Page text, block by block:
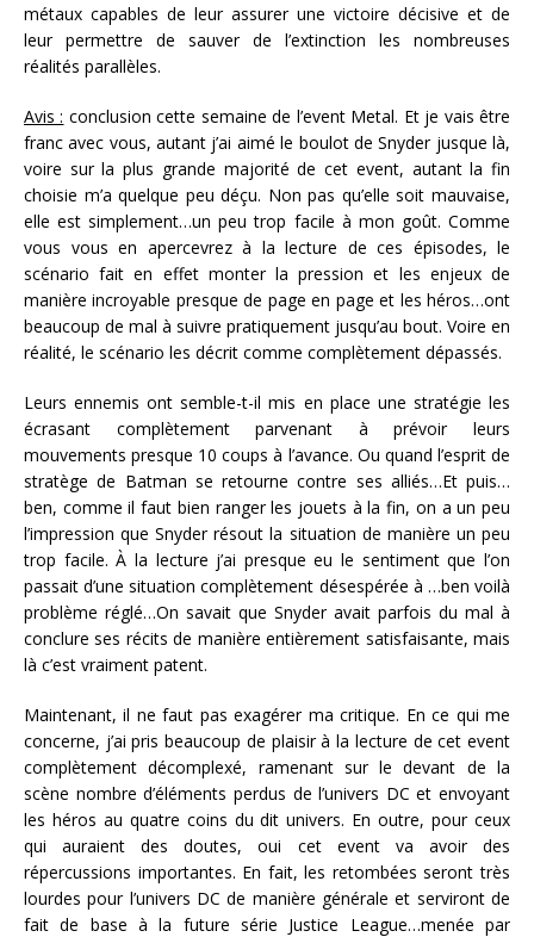
métaux capables de leur assurer une victoire décisive et de
leur permettre de sauver de l’extinction les nombreuses
réalités parallèles.
Avis : conclusion cette semaine de l’event Metal. Et je vais être
franc avec vous, autant j’ai aimé le boulot de Snyder jusque là,
voire sur la plus grande majorité de cet event, autant la fin
choisie m’a quelque peu déçu. Non pas qu’elle soit mauvaise,
elle est simplement…un peu trop facile à mon goût. Comme
vous vous en apercevrez à la lecture de ces épisodes, le
scénario fait en effet monter la pression et les enjeux de
manière incroyable presque de page en page et les héros…ont
beaucoup de mal à suivre pratiquement jusqu’au bout. Voire en
réalité, le scénario les décrit comme complètement dépassés.
Leurs ennemis ont semble-t-il mis en place une stratégie les
écrasant complètement parvenant à prévoir leurs
mouvements presque 10 coups à l’avance. Ou quand l’esprit de
stratège de Batman se retourne contre ses alliés…Et puis…
ben, comme il faut bien ranger les jouets à la fin, on a un peu
l’impression que Snyder résout la situation de manière un peu
trop facile. À la lecture j’ai presque eu le sentiment que l’on
passait d’une situation complètement désespérée à …ben voilà
problème réglé…On savait que Snyder avait parfois du mal à
conclure ses récits de manière entièrement satisfaisante, mais
là c’est vraiment patent.
Maintenant, il ne faut pas exagérer ma critique. En ce qui me
concerne, j’ai pris beaucoup de plaisir à la lecture de cet event
complètement décomplexé, ramenant sur le devant de la
scène nombre d’éléments perdus de l’univers DC et envoyant
les héros au quatre coins du dit univers. En outre, pour ceux
qui auraient des doutes, oui cet event va avoir des
répercussions importantes. En fait, les retombées seront très
lourdes pour l’univers DC de manière générale et serviront de
fait de base à la future série Justice League…menée par